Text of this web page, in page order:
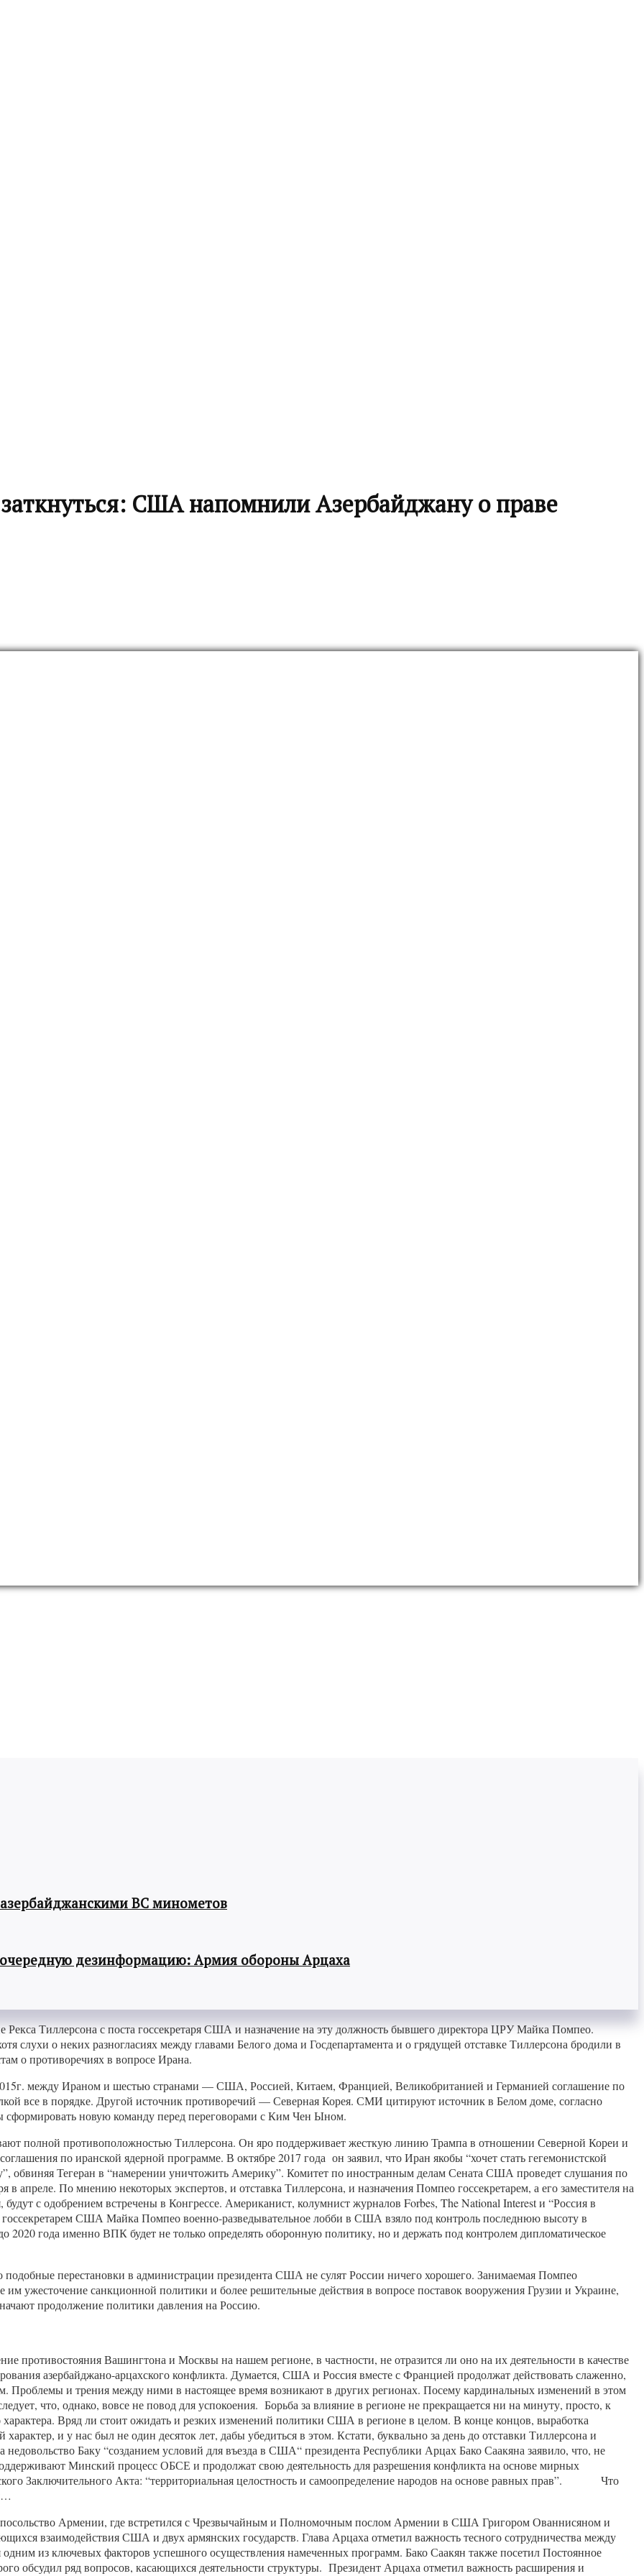
США напомнили Азербайджану о праве
ВС минометов
дезинформацию: Армия обороны Арцаха
Тиллерсона с поста госсекретаря США и назначение на эту должность бывшего директора ЦРУ Майка Помпео.
слухи о неких разногласиях между главами Белого дома и Госдепартамента и о грядущей отставке Тиллерсона бродили в
о противоречиях в вопросе Ирана.
между Ираном и шестью странами — США, Россией, Китаем, Францией, Великобританией и Германией соглашение по
все в порядке. Другой источник противоречий — Северная Корея. СМИ цитируют источник в Белом доме, согласно
новую команду перед переговорами с Ким Чен Ыном.
полной противоположностью Тиллерсона. Он яро поддерживает жесткую линию Трампа в отношении Северной Кореи и
по иранской ядерной программе. В октябре 2017 года он заявил, что Иран якобы “хочет стать гегемонистской
обвиняя Тегеран в “намерении уничтожить Америку”. Комитет по иностранным делам Сената США проведет слушания по
апреле. По мнению некоторых экспертов, и отставка Тиллерсона, и назначения Помпео госсекретарем, а его заместителя на
с одобрением встречены в Конгрессе. Американист, колумнист журналов Forbes, The National Interest и “Россия в
госсекретарем США Майка Помпео военно-разведывательное лобби в США взяло под контроль последнюю высоту в
года именно ВПК будет не только определять оборонную политику, но и держать под контролем дипломатическое
перестановки в администрации президента США не сулят России ничего хорошего. Занимаемая Помпео
ужесточение санкционной политики и более решительные действия в вопросе поставок вооружения Грузии и Украине,
продолжение политики давления на Россию.
противостояния Вашингтона и Москвы на нашем регионе, в частности, не отразится ли оно на их деятельности в качестве
азербайджано-арцахского конфликта. Думается, США и Россия вместе с Францией продолжат действовать слаженно,
Проблемы и трения между ними в настоящее время возникают в других регионах. Посему кардинальных изменений в этом
что, однако, вовсе не повод для успокоения. Борьба за влияние в регионе не прекращается ни на минуту, просто, к
Вряд ли стоит ожидать и резких изменений политики США в регионе в целом. В конце концов, выработка
и у нас был не один десяток лет, дабы убедиться в этом. Кстати, буквально за день до отставки Тиллерсона и
Баку “созданием условий для въезда в США“ президента Республики Арцах Бако Саакяна заявило, что, не
Минский процесс ОБСЕ и продолжат свою деятельность для разрешения конфликта на основе мирных
Заключительного Акта: “территориальная целостность и самоопределение народов на основе равных прав”. Что
Армении, где встретился с Чрезвычайным и Полномочным послом Армении в США Григором Ованнисяном и
взаимодействия США и двух армянских государств. Глава Арцаха отметил важность тесного сотрудничества между
из ключевых факторов успешного осуществления намеченных программ. Бако Саакян также посетил Постоянное
обсудил ряд вопросов, касающихся деятельности структуры. Президент Арцаха отметил важность расширения и